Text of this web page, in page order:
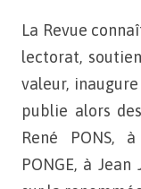
La Revue
lectorat,
valeur,
publie alors
René PONS,
PONGE, à